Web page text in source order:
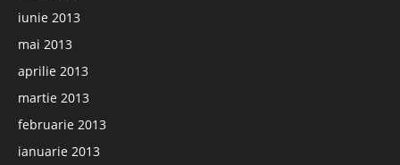
iunie 2013
mai 2013
aprilie 2013
martie 2013
februarie 2013
ianuarie 2013